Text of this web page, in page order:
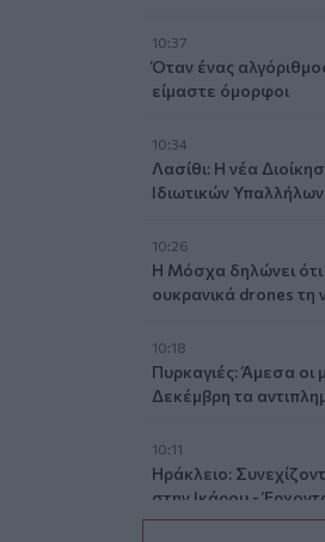
10:37
Όταν ένας
είμαστε όμορφοι
10:34
Λασίθι: Η νέα
Ιδιωτικών Υπαλλήλων
10:26
Η Μόσχα δηλώνει
ουκρανικά drones τη
10:18
Πυρκαγιές: Άμεσα οι
Δεκέμβρη τα
10:11
Ηράκλειο:
στην Ικάρου -
και νέα φρεάτια